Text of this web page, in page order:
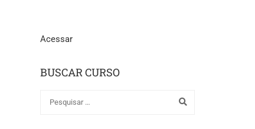
Acessar
BUSCAR CURSO